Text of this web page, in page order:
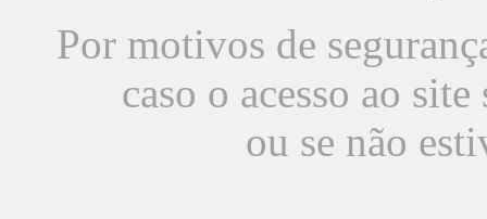
Por motivos de
caso o acesso ao
ou se não